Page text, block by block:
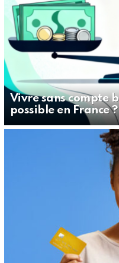
Vivre sans compte
possible en France ?